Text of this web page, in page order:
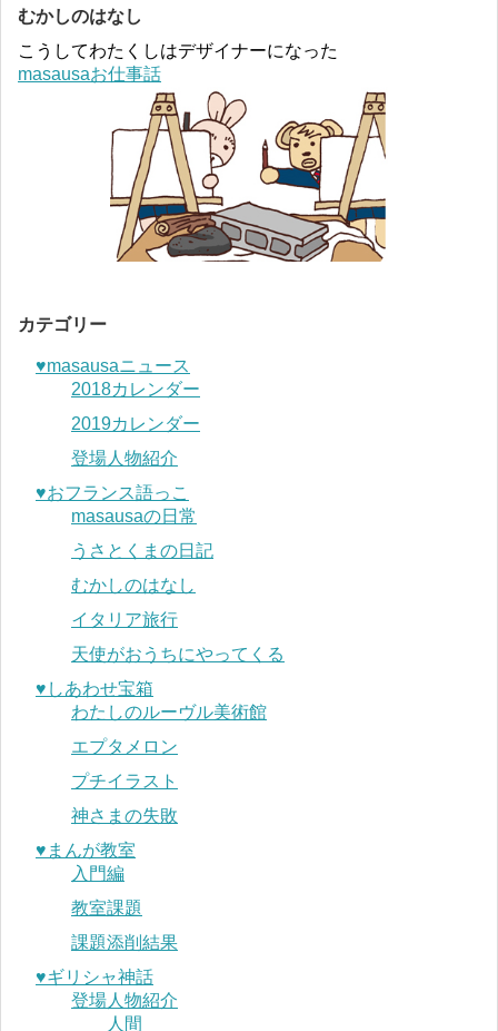
むかしのはなし
こうしてわたくしはデザイナーになった
masausaお仕事話
カテゴリー
♥︎masausaニュース
2018カレンダー
2019カレンダー
登場人物紹介
♥︎おフランス語っこ
masausaの日常
うさとくまの日記
むかしのはなし
イタリア旅行
天使がおうちにやってくる
♥︎しあわせ宝箱
わたしのルーヴル美術館
エプタメロン
プチイラスト
神さまの失敗
♥︎まんが教室
入門編
教室課題
課題添削結果
♥︎ギリシャ神話
登場人物紹介
人間